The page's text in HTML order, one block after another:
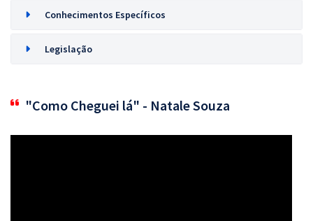
Conhecimentos Específicos
Legislação
"Como Cheguei lá" - Natale Souza